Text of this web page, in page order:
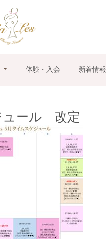
体験・入会 新着情報
ュール 改定